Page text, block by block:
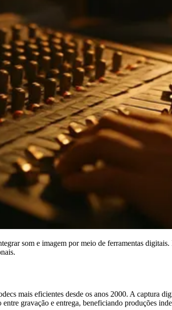
som e imagem por meio de ferramentas
mais eficientes desde os anos 2000. A captura
gravação e entrega, beneficiando produções